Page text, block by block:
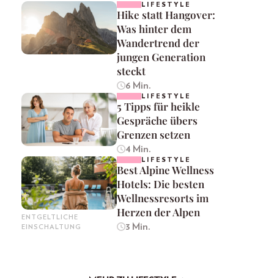
LIFESTYLE
Hike statt Hangover:
Was hinter dem
Wandertrend der
jungen Generation
steckt
6 Min.
LIFESTYLE
5 Tipps für heikle
Gespräche übers
Grenzen setzen
4 Min.
ENTGELTLICHE
EINSCHALTUNG
LIFESTYLE
Best Alpine Wellness
Hotels: Die besten
Wellnessresorts im
Herzen der Alpen
3 Min.